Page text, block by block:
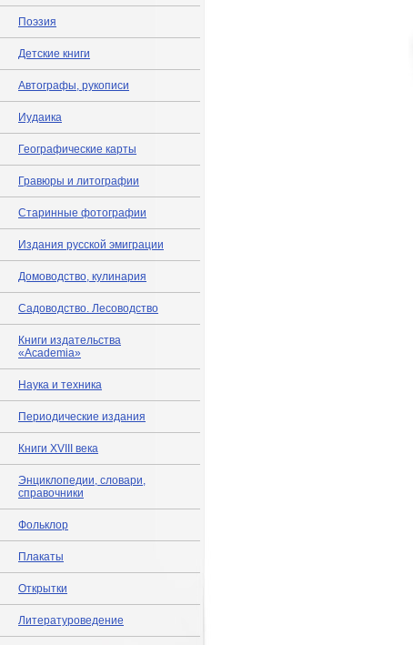
Поэзия
Детские книги
Автографы, рукописи
Иудаика
Географические карты
Гравюры и литографии
Старинные фотографии
Издания русской эмиграции
Домоводство, кулинария
Садоводство. Лесоводство
Книги издательства
«Academia»
Наука и техника
Периодические издания
Книги XVIII века
Энциклопедии, словари,
справочники
Фольклор
Плакаты
Открытки
Литературоведение